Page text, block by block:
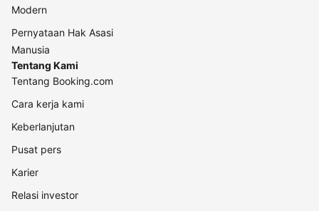
Modern
Pernyataan Hak Asasi
Manusia
Tentang Kami
Tentang Booking.com
Cara kerja kami
Keberlanjutan
Pusat pers
Karier
Relasi investor